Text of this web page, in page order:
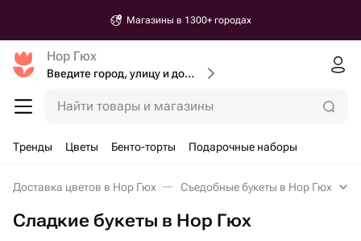
Магазины в 1300+ городах
Нор Гюх
Введите город, улицу и дом доставки
Найти товары и магазины
Тренды Цветы Бенто-торты Подарочные наборы
Доставка цветов в Нор Гюх Съедобные букеты в Нор Гюх
Сладкие букеты в Нор Гюх